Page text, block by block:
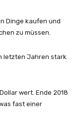
Dinge kaufen und
zu müssen.
letzten Jahren stark
wert. Ende 2018
fast einer